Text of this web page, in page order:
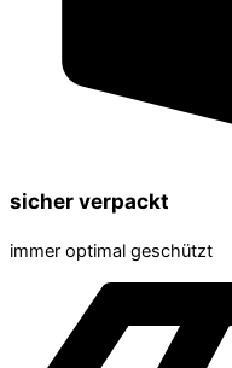
sicher verpackt
immer optimal geschützt